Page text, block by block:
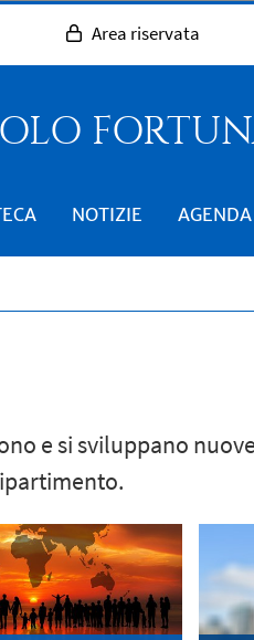
Area riservata
NOTIZIE AGENDA
e si sviluppano